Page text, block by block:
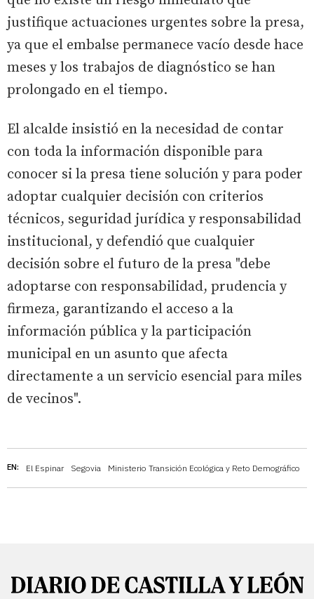
EN: El Espinar Segovia Ministerio Transición Ecológica y Reto Demográfico
justifique actuaciones urgentes sobre la presa,
ya que el embalse permanece vacío desde hace
meses y los trabajos de diagnóstico se han
prolongado en el tiempo.
El alcalde insistió en la necesidad de contar
con toda la información disponible para
conocer si la presa tiene solución y para poder
adoptar cualquier decisión con criterios
técnicos, seguridad jurídica y responsabilidad
institucional, y defendió que cualquier
decisión sobre el futuro de la presa "debe
adoptarse con responsabilidad, prudencia y
firmeza, garantizando el acceso a la
información pública y la participación
municipal en un asunto que afecta
directamente a un servicio esencial para miles
de vecinos".